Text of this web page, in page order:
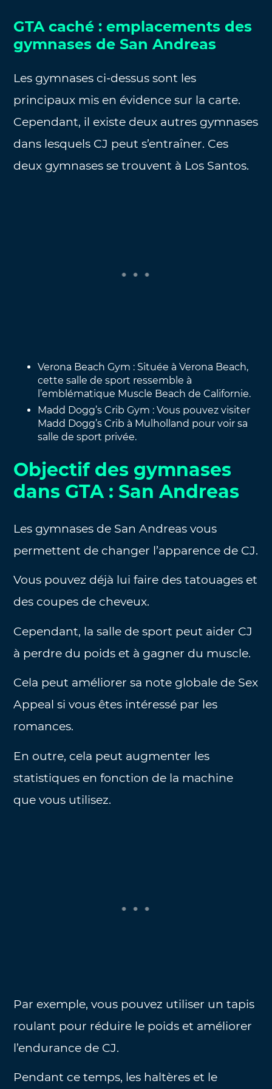
GTA caché : emplacements des
gymnases de San Andreas
Les gymnases ci-dessus sont les
principaux mis en évidence sur la carte.
Cependant, il existe deux autres gymnases
dans lesquels CJ peut s’entraîner. Ces
deux gymnases se trouvent à Los Santos.
Verona Beach Gym : Située à Verona Beach,
cette salle de sport ressemble à
l’emblématique Muscle Beach de Californie.
Madd Dogg’s Crib Gym : Vous pouvez visiter
Madd Dogg’s Crib à Mulholland pour voir sa
salle de sport privée.
Objectif des gymnases
dans GTA : San Andreas
Les gymnases de San Andreas vous
permettent de changer l’apparence de CJ.
Vous pouvez déjà lui faire des tatouages et
des coupes de cheveux.
Cependant, la salle de sport peut aider CJ
à perdre du poids et à gagner du muscle.
Cela peut améliorer sa note globale de Sex
Appeal si vous êtes intéressé par les
romances.
En outre, cela peut augmenter les
statistiques en fonction de la machine
que vous utilisez.
Par exemple, vous pouvez utiliser un tapis
roulant pour réduire le poids et améliorer
l’endurance de CJ.
Pendant ce temps, les haltères et le